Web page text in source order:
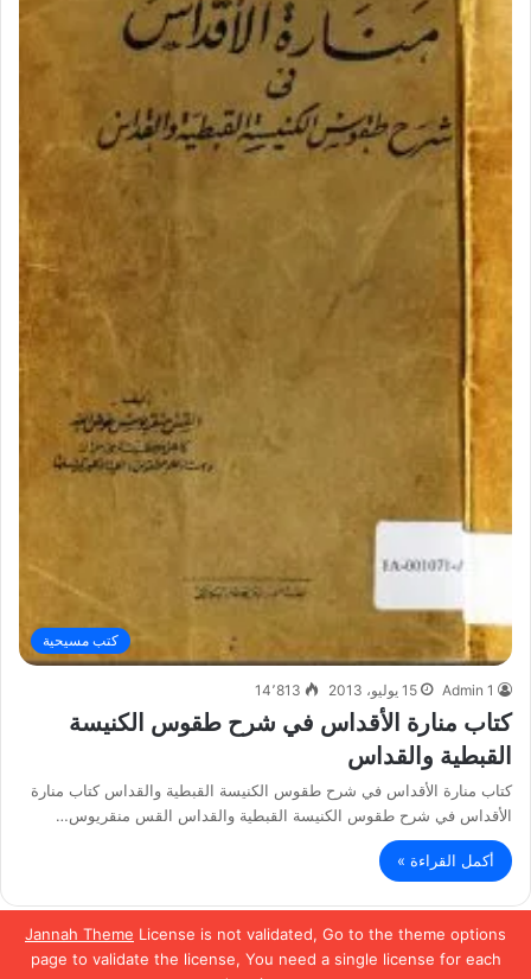
Jannah Theme License is not validated, Go to the theme options
page to validate the license, You need a single license for each
كتب مسيحية
Admin 1 15 يوليو، 2013 14٬813
كتاب منارة الأقداس في شرح طقوس الكنيسة
القبطية والقداس
كتاب منارة الأقداس في شرح طقوس الكنيسة القبطية والقداس كتاب منارة
الأقداس في شرح طقوس الكنيسة القبطية والقداس القس منقريوس…
أكمل القراءة »
الصفحة السابقة